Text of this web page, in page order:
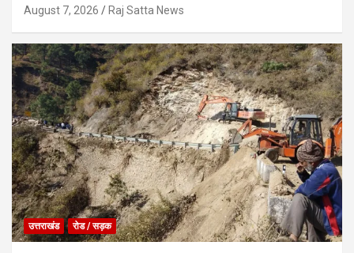
August 7, 2026 Raj Satta News
उत्तराखंड रोड / सड़क